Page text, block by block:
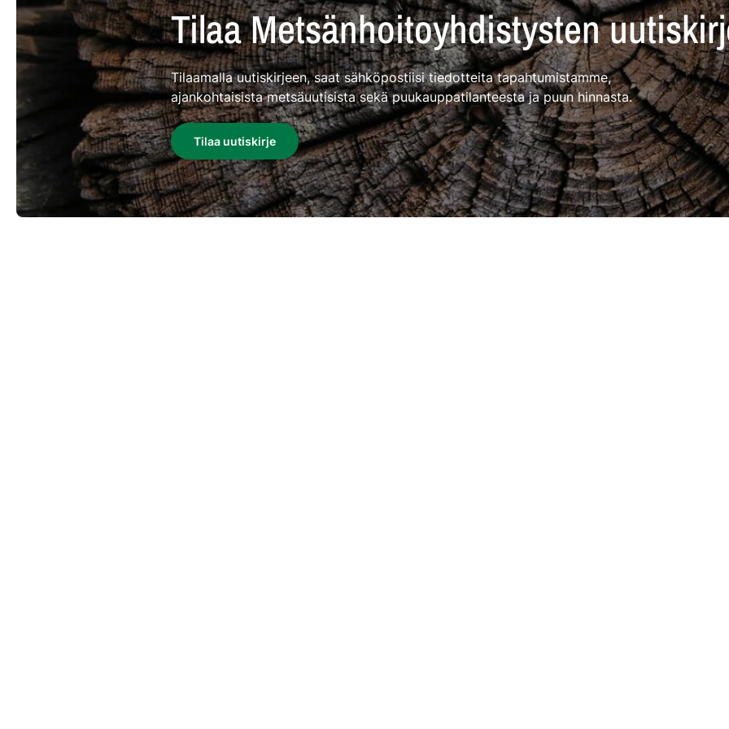
Tilaa Metsänhoitoyhdistysten
Tilaamalla uutiskirjeen, saat sähköpostiisi tiedotteita tapahtumistamme,
ajankohtaisista metsäuutisista sekä puukauppatilanteesta ja puun hinnasta.
Tilaa uutiskirje